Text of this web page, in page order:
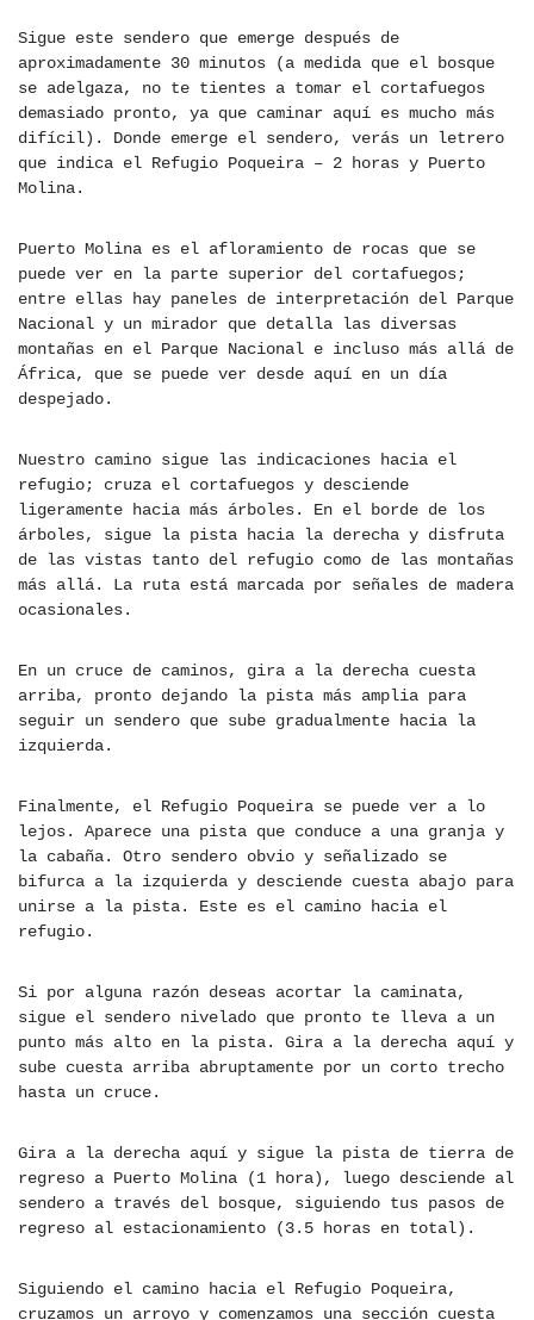
Sigue este sendero que emerge después de
aproximadamente 30 minutos (a medida que el bosque
se adelgaza, no te tientes a tomar el cortafuegos
demasiado pronto, ya que caminar aquí es mucho más
difícil). Donde emerge el sendero, verás un letrero
que indica el Refugio Poqueira – 2 horas y Puerto
Molina.
Puerto Molina es el afloramiento de rocas que se
puede ver en la parte superior del cortafuegos;
entre ellas hay paneles de interpretación del Parque
Nacional y un mirador que detalla las diversas
montañas en el Parque Nacional e incluso más allá de
África, que se puede ver desde aquí en un día
despejado.
Nuestro camino sigue las indicaciones hacia el
refugio; cruza el cortafuegos y desciende
ligeramente hacia más árboles. En el borde de los
árboles, sigue la pista hacia la derecha y disfruta
de las vistas tanto del refugio como de las montañas
más allá. La ruta está marcada por señales de madera
ocasionales.
En un cruce de caminos, gira a la derecha cuesta
arriba, pronto dejando la pista más amplia para
seguir un sendero que sube gradualmente hacia la
izquierda.
Finalmente, el Refugio Poqueira se puede ver a lo
lejos. Aparece una pista que conduce a una granja y
la cabaña. Otro sendero obvio y señalizado se
bifurca a la izquierda y desciende cuesta abajo para
unirse a la pista. Este es el camino hacia el
refugio.
Si por alguna razón deseas acortar la caminata,
sigue el sendero nivelado que pronto te lleva a un
punto más alto en la pista. Gira a la derecha aquí y
sube cuesta arriba abruptamente por un corto trecho
hasta un cruce.
Gira a la derecha aquí y sigue la pista de tierra de
regreso a Puerto Molina (1 hora), luego desciende al
sendero a través del bosque, siguiendo tus pasos de
regreso al estacionamiento (3.5 horas en total).
Siguiendo el camino hacia el Refugio Poqueira,
cruzamos un arroyo y comenzamos una sección cuesta